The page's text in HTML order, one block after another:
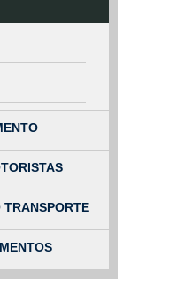
TRANSPORTE